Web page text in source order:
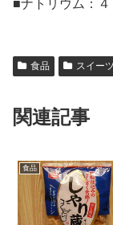
■ナトリウム：４
食品 スイーツ
関連記事
食品